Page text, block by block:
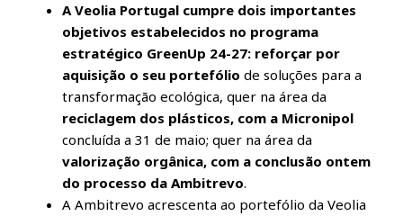
A Veolia Portugal cumpre dois importantes
objetivos estabelecidos no programa
estratégico GreenUp 24-27: reforçar por
aquisição o seu portefólio de soluções para a
transformação ecológica, quer na área da
reciclagem dos plásticos, com a Micronipol
concluída a 31 de maio; quer na área da
valorização orgânica, com a conclusão ontem
do processo da Ambitrevo.
A Ambitrevo acrescenta ao portefólio da Veolia